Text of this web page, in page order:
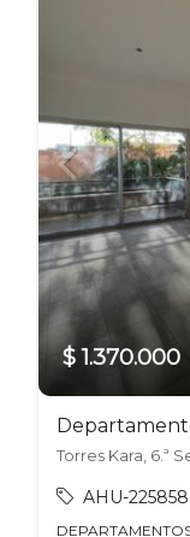
$ 1.370.000
Torres Kara, 6.ª
AHU-225858